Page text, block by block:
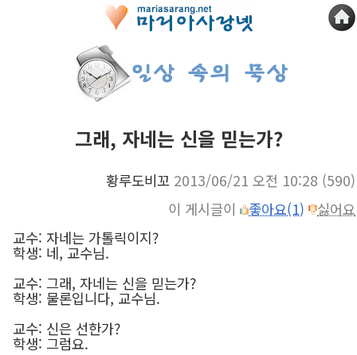
그래, 자네는 신을 믿는가?
황루도비꼬 2013/06/21 오전 10:28 (590)
이 게시글이
좋아요(1)
싫어요
교수: 자네는 가톨릭이지?
학생: 네, 교수님.
교수: 그래, 자네는 신을 믿는가?
학생: 물론입니다, 교수님.
교수: 신은 선한가?
학생: 그럼요.